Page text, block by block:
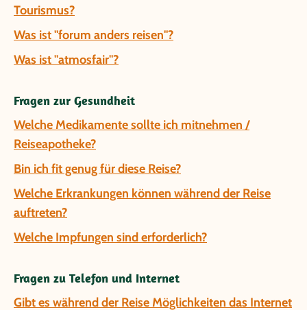
Tourismus?
Was ist "forum anders reisen"?
Was ist "atmosfair"?
Fragen zur Gesundheit
Welche Medikamente sollte ich mitnehmen /
Reiseapotheke?
Bin ich fit genug für diese Reise?
Welche Erkrankungen können während der Reise
auftreten?
Welche Impfungen sind erforderlich?
Fragen zu Telefon und Internet
Gibt es während der Reise Möglichkeiten das Internet